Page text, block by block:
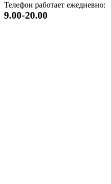
Телефон работает ежедневно:
9.00-20.00